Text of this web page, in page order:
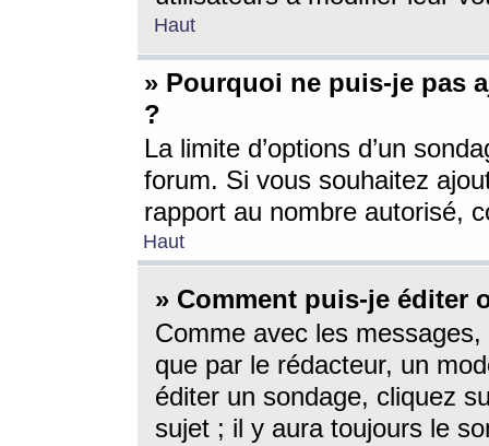
Haut
» Pourquoi ne puis-je pas
?
La limite d’options d’un
forum. Si vous souhaitez
rapport au nombre autorisé,
Haut
» Comment puis-je éditer
Comme avec les
que par le rédacteur, un
éditer un sondage, cliquez
sujet ; il y aura toujours le